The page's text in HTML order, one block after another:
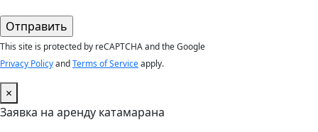
This site is protected by reCAPTCHA and the Google
Privacy PolicyandTerms of Serviceapply.
×
Заявка на аренду катамарана